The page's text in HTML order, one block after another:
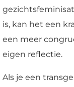
is, kan het een
een meer
eigen reflectie.
Als je een